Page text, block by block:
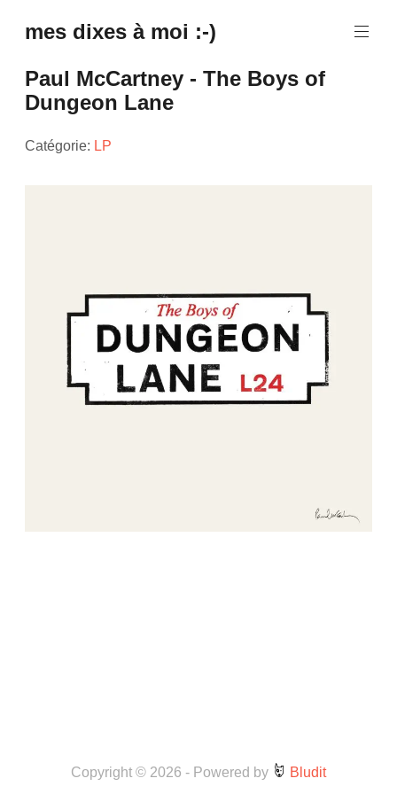
mes dixes à moi :-)
Paul McCartney - The Boys of
Dungeon Lane
Catégorie: LP
Copyright © 2026 - Powered by Bludit